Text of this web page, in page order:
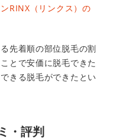
RINX（リンクス）の
先着順の部位脱毛の割
とで安価に脱毛できた
きる脱毛ができたとい
・評判